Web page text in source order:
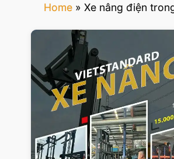
Home » Xe nâng điện
VIETSTANDARD VIỆT NAM
Xe-nang